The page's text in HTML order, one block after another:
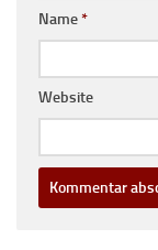
Name*
Website